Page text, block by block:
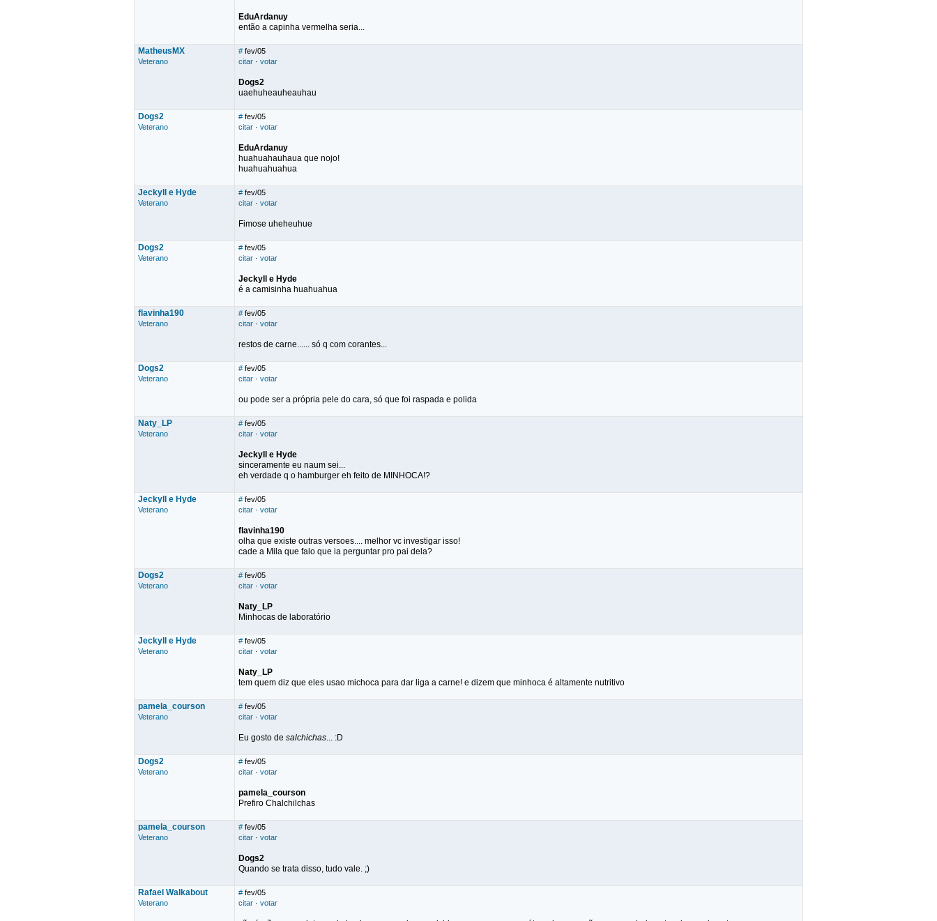
EduArdanuy
então a capinha vermelha seria...
MatheusMX
Veterano
# fev/05
citar · votar
Dogs2
uaehuheauheauhau
Dogs2
Veterano
# fev/05
citar · votar
EduArdanuy
huahuahauhaua que nojo!
huahuahuahua
Jeckyll e Hyde
Veterano
# fev/05
citar · votar
Fimose uheheuhue
Dogs2
Veterano
# fev/05
citar · votar
Jeckyll e Hyde
é a camisinha huahuahua
flavinha190
Veterano
# fev/05
citar · votar
restos de carne...... só q com corantes...
Dogs2
Veterano
# fev/05
citar · votar
ou pode ser a própria pele do cara, só que foi raspada e polida
Naty_LP
Veterano
# fev/05
citar · votar
Jeckyll e Hyde
sinceramente eu naum sei...
eh verdade q o hamburger eh feito de MINHOCA!?
Jeckyll e Hyde
Veterano
# fev/05
citar · votar
flavinha190
olha que existe outras versoes.... melhor vc investigar isso!
cade a Mila que falo que ia perguntar pro pai dela?
Dogs2
Veterano
# fev/05
citar · votar
Naty_LP
Minhocas de laboratório
Jeckyll e Hyde
Veterano
# fev/05
citar · votar
Naty_LP
tem quem diz que eles usao michoca para dar liga a carne! e dizem que minhoca é altamente nutritivo
pamela_courson
Veterano
# fev/05
citar · votar
Eu gosto de salchichas... :D
Dogs2
Veterano
# fev/05
citar · votar
pamela_courson
Prefiro Chalchilchas
pamela_courson
Veterano
# fev/05
citar · votar
Dogs2
Quando se trata disso, tudo vale. ;)
Rafael Walkabout
Veterano
# fev/05
citar · votar